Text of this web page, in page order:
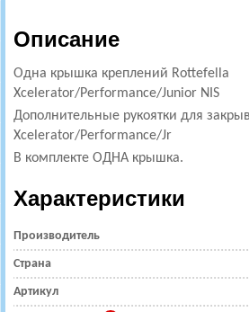
Описание
Одна крышка креплений Rottefella
Xcelerator/Performance/Junior NIS
Дополнительные рукоятки для
Xcelerator/Performance/Jr
В комплекте ОДНА крышка.
Характеристики
Производитель
Страна
Артикул